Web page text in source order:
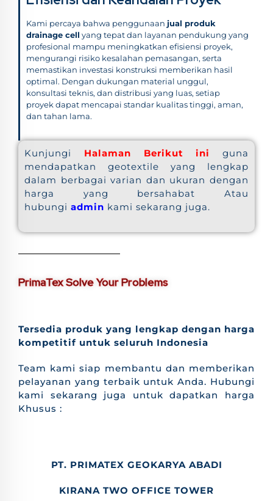
Kami percaya bahwa penggunaan jual produk
drainage cell yang tepat dan layanan pendukung yang
profesional mampu meningkatkan efisiensi proyek,
mengurangi risiko kesalahan pemasangan, serta
memastikan investasi konstruksi memberikan hasil
optimal. Dengan dukungan material unggul,
konsultasi teknis, dan distribusi yang luas, setiap
proyek dapat mencapai standar kualitas tinggi, aman,
dan tahan lama.
Kunjungi Halaman Berikut ini
guna
mendapatkan geotextile yang lengkap
dalam berbagai varian dan ukuran dengan
harga yang bersahabat Atau
hubungi admin kami sekarang juga.
PrimaTex Solve Your Problems
Tersedia produk yang lengkap dengan harga
kompetitif untuk seluruh Indonesia
Team kami siap membantu dan memberikan
pelayanan yang terbaik untuk Anda. Hubungi
kami sekarang juga untuk dapatkan harga
Khusus :
PT. PRIMATEX GEOKARYA ABADI
KIRANA TWO OFFICE TOWER